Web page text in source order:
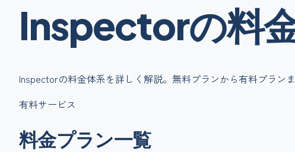
Inspectorの料
Inspectorの料金体系を詳しく解説。無料プランから有料プラン
有料サービス
料金プラン一覧